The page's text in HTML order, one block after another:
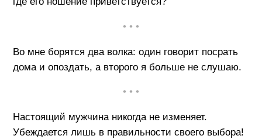
• • •
Во мне борятся два волка: один говорит посрать
дома и опоздать, а второго я больше не слушаю.
• • •
Настоящий мужчина никогда не изменяет.
Убеждается лишь в правильности своего выбора!